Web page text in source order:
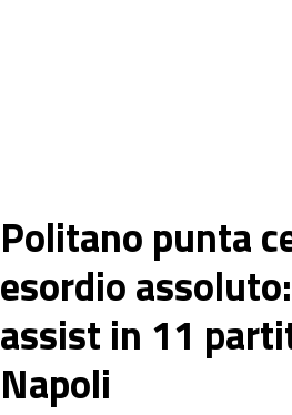
Politano punta
esordio
assist in 11
Napoli